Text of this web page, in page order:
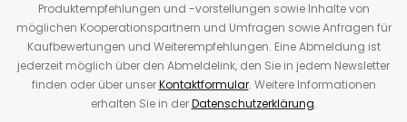
Produktempfehlungen und -vorstellungen sowie Inhalte von
möglichen Kooperationspartnern und Umfragen sowie Anfragen für
Kaufbewertungen und Weiterempfehlungen. Eine Abmeldung ist
jederzeit möglich über den Abmeldelink, den Sie in jedem Newsletter
finden oder über unserKontaktformular. Weitere Informationen
erhalten Sie in derDatenschutzerklärung.